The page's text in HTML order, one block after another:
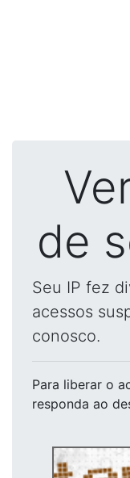
de
Seu IP fez
acessos
conosco.
Para liberar o
responda ao